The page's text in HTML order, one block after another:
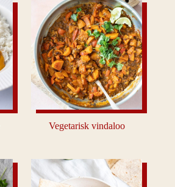
Vegetarisk vindaloo